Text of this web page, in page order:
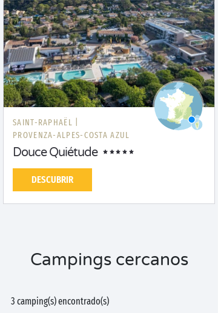
SAINT-RAPHAËL |
PROVENZA-ALPES-COSTA AZUL
Douce Quiétude
DESCUBRIR
Campings cercanos
3 camping(s) encontrado(s)